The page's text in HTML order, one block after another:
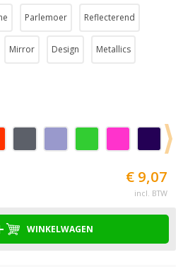
Parlemoer Reflecterend
Mirror Design Metallics
€ 9,07
incl. BTW
WINKELWAGEN